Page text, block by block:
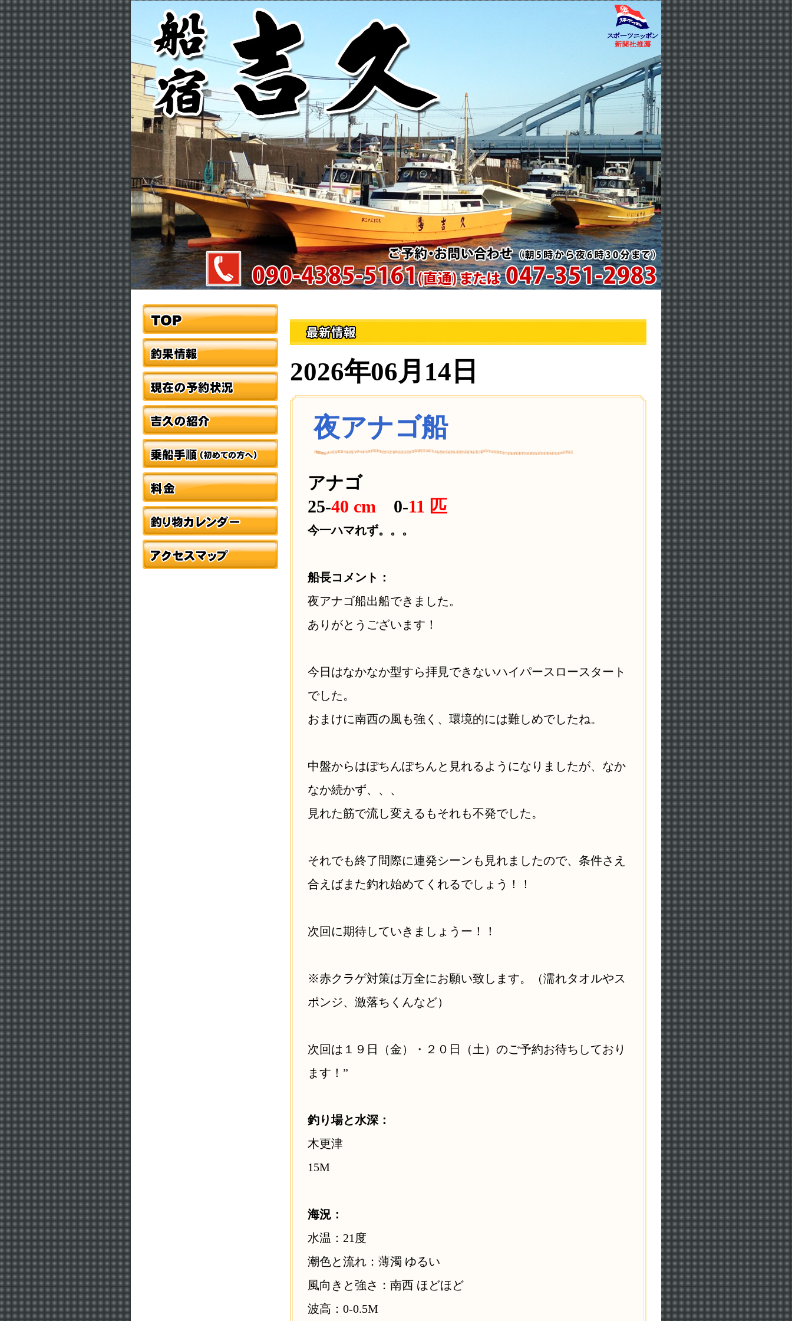
2026年06月14日
夜アナゴ船
アナゴ
25-40 cm 0-11 匹
今一ハマれず。。。
船長コメント：
夜アナゴ船出船できました。
ありがとうございます！
今日はなかなか型すら拝見できないハイパースロースタート
でした。
おまけに南西の風も強く、環境的には難しめでしたね。
中盤からはぽちんぽちんと見れるようになりましたが、なか
なか続かず、、、
見れた筋で流し変えるもそれも不発でした。
それでも終了間際に連発シーンも見れましたので、条件さえ
合えばまた釣れ始めてくれるでしょう！！
次回に期待していきましょうー！！
※赤クラゲ対策は万全にお願い致します。（濡れタオルやス
ポンジ、激落ちくんなど）
次回は１９日（金）・２０日（土）のご予約お待ちしており
ます！”
釣り場と水深：
木更津
15M
海況：
水温：21度
潮色と流れ：薄濁 ゆるい
風向きと強さ：南西 ほどほど
波高：0-0.5M